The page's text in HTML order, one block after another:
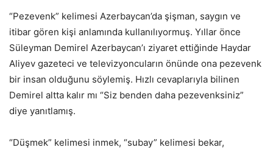
“Pezevenk” kelimesi Azerbaycan’da şişman, saygın ve
itibar gören kişi anlamında kullanılıyormuş. Yıllar önce
Süleyman Demirel Azerbaycan’ı ziyaret ettiğinde Haydar
Aliyev gazeteci ve televizyoncuların önünde ona pezevenk
bir insan olduğunu söylemiş. Hızlı cevaplarıyla bilinen
Demirel altta kalır mı “Siz benden daha pezevenksiniz”
diye yanıtlamış.
“Düşmek” kelimesi inmek, “subay” kelimesi bekar,